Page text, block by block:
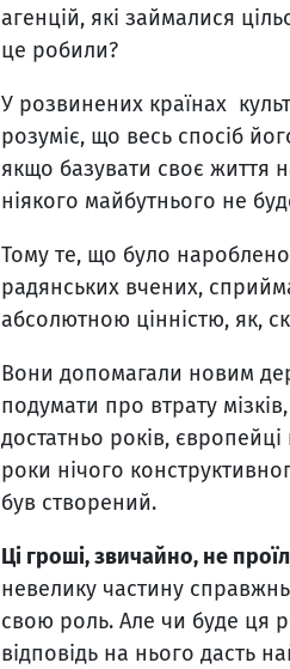
агенцій, які займалися
це робили?
У розвинених країнах
розуміє, що весь спосіб
якщо базувати своє життя
ніякого майбутнього не
Тому те, що було нароблено
радянських вчених,
абсолютною цінністю, як,
Вони допомагали новим
подумати про втрату
достатньо років,
роки нічого
був створений.
Ці гроші, звичайно, не
невелику частину
свою роль. Але чи буде ця
відповідь на нього дасть